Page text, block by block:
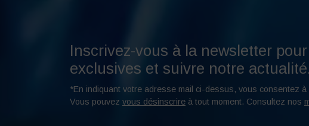
Inscrivez-vous à la newsletter
exclusives et suivre notre
*En indiquant votre adresse mail ci-dessus, vous consentez
Vous pouvez vous désinscrire à tout moment. Consultez nos